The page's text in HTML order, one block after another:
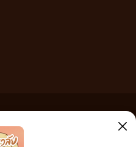
ามใดๆ ทั้งสิ้น ดังนั้นผู้อ่านทุกท่านโปรดใช้
บข้อความใดๆ ที่ขัดต่อกฎหมายและศีลธรรม